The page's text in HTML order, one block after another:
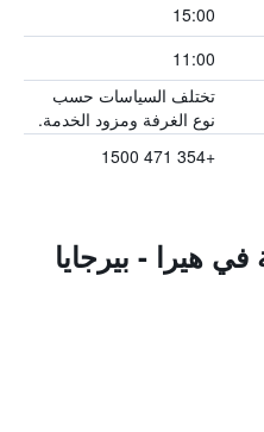
15:00
11:00
تختلف السياسات حسب
نوع الغرفة ومزود الخدمة.
+354 471 1500
في هيرا - بيرجايا